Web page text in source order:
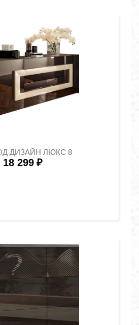
ДИЗАЙН ЛЮКС 8
18 299 ₽